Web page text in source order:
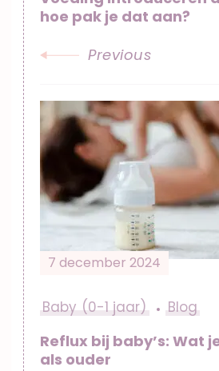
hoe pak je dat aan?
Previous
7 december 2024
Baby (0-1 jaar) Blog
Reflux bij baby’s: Wat
als ouder